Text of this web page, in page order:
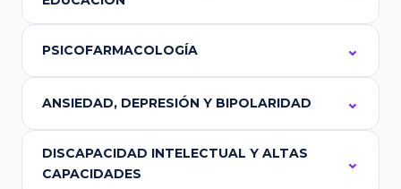
PSICOFARMACOLOGÍA
ANSIEDAD, DEPRESIÓN Y BIPOLARIDAD
DISCAPACIDAD INTELECTUAL Y ALTAS
CAPACIDADES